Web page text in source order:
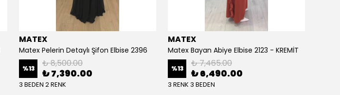
MATEX
Matex Pelerin Detaylı Şifon Elbise 2396
%13 ₺ 8,500.00
₺ 7,390.00
3 BEDEN 2 RENK
MATEX
Matex Bayan Abiye Elbise 2123 - KREMİT
%13 ₺ 7,465.00
₺ 6,490.00
3 RENK 3 BEDEN